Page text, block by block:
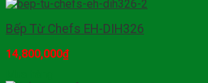
Bếp Từ Chefs EH-DIH326
14,800,000₫